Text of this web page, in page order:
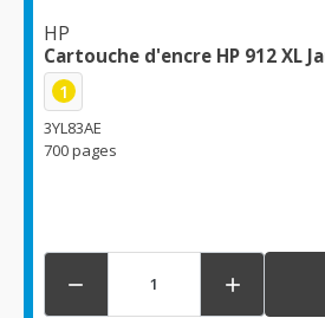
HP
Cartouche d'encre HP 912 XL
1
3YL83AE
700 pages
 